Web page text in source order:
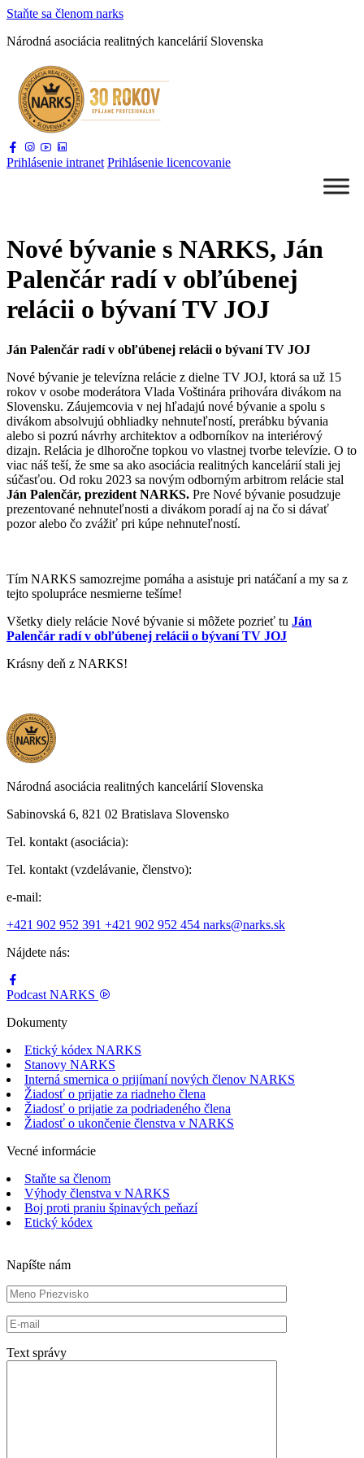
Staňte sa členom narks
Národná asociácia realitných kancelárií Slovenska
Prihlásenie intranet Prihlásenie licencovanie
Nové bývanie s NARKS, Ján
Palenčár radí v obľúbenej
relácii o bývaní TV JOJ
Ján Palenčár radí v obľúbenej relácii o bývaní TV JOJ
Nové bývanie je televízna relácie z dielne TV JOJ, ktorá sa už 15
rokov v osobe moderátora Vlada Voštinára prihovára divákom na
Slovensku. Záujemcovia v nej hľadajú nové bývanie a spolu s
divákom absolvujú obhliadky nehnuteľností, prerábku bývania
alebo si pozrú návrhy architektov a odborníkov na interiérový
dizajn. Relácia je dlhoročne topkou vo vlastnej tvorbe televízie. O to
viac náš teší, že sme sa ako asociácia realitných kancelárií stali jej
súčasťou. Od roku 2023 sa novým odborným arbitrom relácie stal
Ján Palenčár, prezident NARKS. Pre Nové bývanie posudzuje
prezentované nehnuteľnosti a divákom poradí aj na čo si dávať
pozor alebo čo zvážiť pri kúpe nehnuteľností.
Tím NARKS samozrejme pomáha a asistuje pri natáčaní a my sa z
tejto spolupráce nesmierne tešíme!
Všetky diely relácie Nové bývanie si môžete pozrieť tu Ján
Palenčár radí v obľúbenej relácii o bývaní TV JOJ
Krásny deň z NARKS!
Národná asociácia realitných kancelárií Slovenska
Sabinovská 6, 821 02 Bratislava Slovensko
Tel. kontakt (asociácia):
Tel. kontakt (vzdelávanie, členstvo):
e-mail:
+421 902 952 391 +421 902 952 454 narks@narks.sk
Nájdete nás:
Podcast NARKS
Dokumenty
Etický kódex NARKS
Stanovy NARKS
Interná smernica o prijímaní nových členov NARKS
Žiadosť o prijatie za riadneho člena
Žiadosť o prijatie za podriadeného člena
Žiadosť o ukončenie členstva v NARKS
Vecné informácie
Staňte sa členom
Výhody členstva v NARKS
Boj proti praniu špinavých peňazí
Etický kódex
Napíšte nám
Text správy